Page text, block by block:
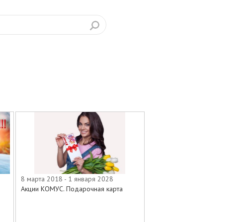
8 марта 2018 - 1 января 2028
Акции КОМУС. Подарочная карта